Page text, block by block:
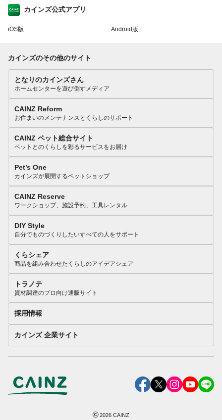
カインズ公式アプリ
iOS版 Android版
カインズのその他のサイト
となりのカインズさん
ホームセンターを遊び倒すメディア
CAINZ Reform
お住まいのメンテナンスとくらしのサポート
CAINZ ペット総合サイト
ペットとのくらしを彩るサービスをお届け
Pet’s One
カインズが展開するペットショップ
CAINZ Reserve
ワークショップ、施設予約、工具レンタル
DIY Style
自分でものづくりしたいすべての人をサポート
くらシェア
商品を組み合わせたくらしのアイデアシェア
トラノテ
資材調達のプロ向け通販サイト
採用情報
カインズ 企業サイト
©2026 CAINZ